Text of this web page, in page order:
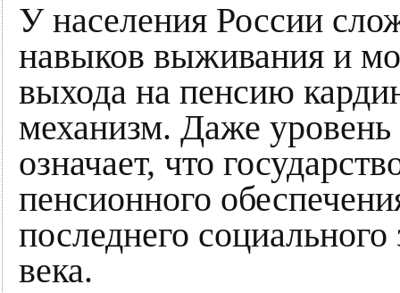
У населения России
навыков выживания и
выхода на пенсию
механизм. Даже уровень
означает, что
пенсионного
последнего
века.